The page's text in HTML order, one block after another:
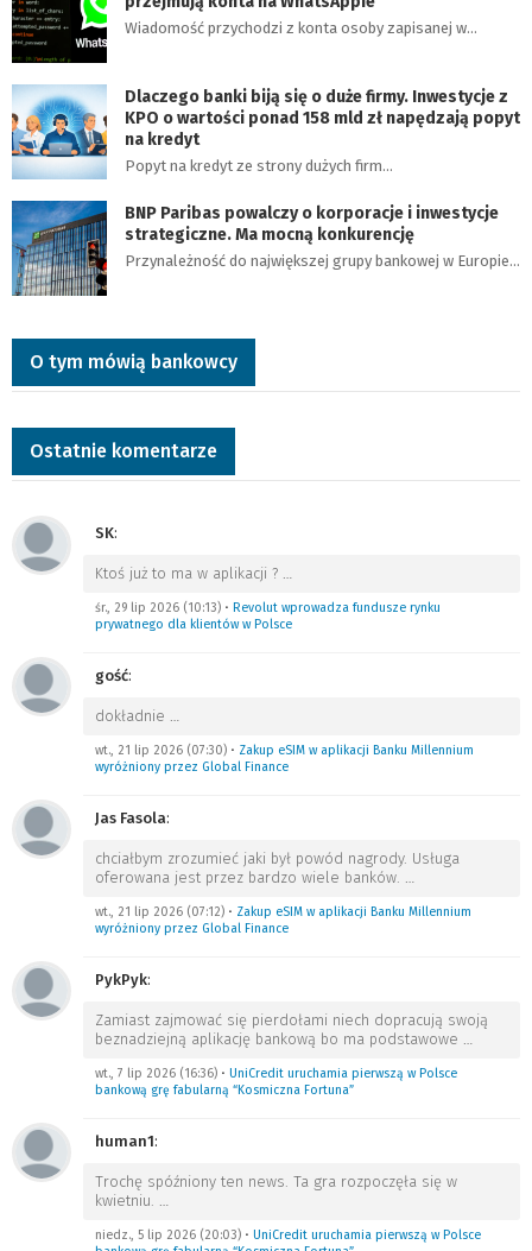
Wiadomość przychodzi z konta osoby zapisanej w…
Dlaczego banki biją się o duże firmy. Inwestycje z
KPO o wartości ponad 158 mld zł napędzają popyt
na kredyt
Popyt na kredyt ze strony dużych firm…
BNP Paribas powalczy o korporacje i inwestycje
strategiczne. Ma mocną konkurencję
Przynależność do największej grupy bankowej w Europie…
O tym mówią bankowcy
Ostatnie komentarze
SK:
Ktoś już to ma w aplikacji ? …
śr., 29 lip 2026 (10:13) • Revolut wprowadza fundusze rynku
prywatnego dla klientów w Polsce
gość:
dokładnie …
wt., 21 lip 2026 (07:30) • Zakup eSIM w aplikacji Banku Millennium
wyróżniony przez Global Finance
Jas Fasola:
chciałbym zrozumieć jaki był powód nagrody. Usługa
oferowana jest przez bardzo wiele banków. …
wt., 21 lip 2026 (07:12) • Zakup eSIM w aplikacji Banku Millennium
wyróżniony przez Global Finance
PykPyk:
Zamiast zajmować się pierdołami niech dopracują swoją
beznadziejną aplikację bankową bo ma podstawowe …
wt., 7 lip 2026 (16:36) • UniCredit uruchamia pierwszą w Polsce
bankową grę fabularną “Kosmiczna Fortuna”
human1:
Trochę spóźniony ten news. Ta gra rozpoczęła się w
kwietniu. …
niedz., 5 lip 2026 (20:03) • UniCredit uruchamia pierwszą w Polsce